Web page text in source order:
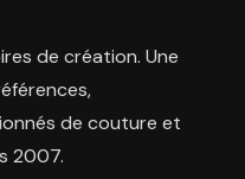
de création. Une
de couture et
2007.